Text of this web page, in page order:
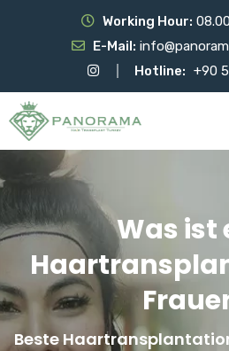
Working Hour:
E-Mail:
Hotline: +90
Was ist
Beste